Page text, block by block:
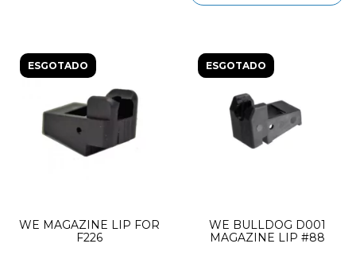
ESGOTADO
WE MAGAZINE LIP FOR
F226
ESGOTADO
WE BULLDOG D001
MAGAZINE LIP #88